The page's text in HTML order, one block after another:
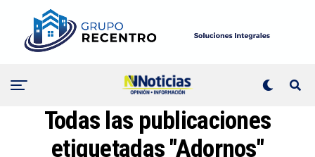
Todas las publicaciones
etiquetadas "Adornos"